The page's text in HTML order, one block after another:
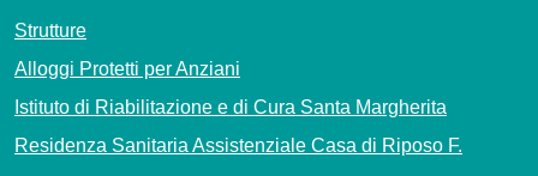
Strutture
Alloggi Protetti per Anziani
Istituto di Riabilitazione e di Cura Santa Margherita
Residenza Sanitaria Assistenziale Casa di Riposo F.